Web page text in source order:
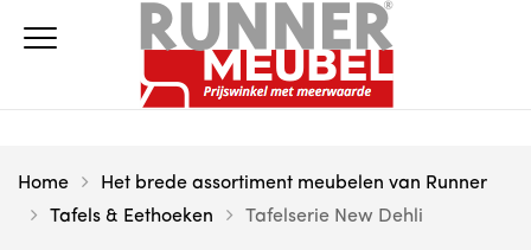
Home
Het brede assortiment meubelen van Runner
Tafels & Eethoeken
Tafelserie New Dehli